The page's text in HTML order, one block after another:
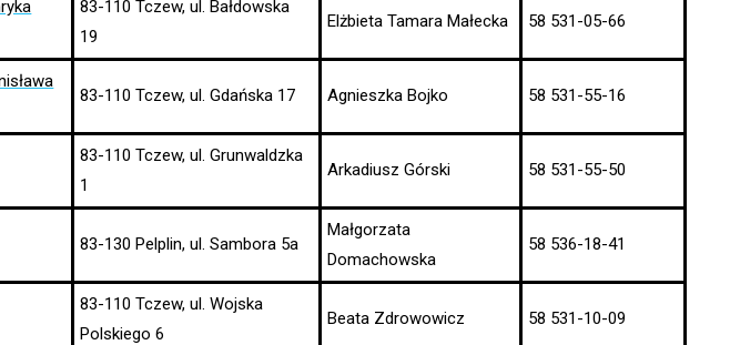
83-110 Tczew, ul. Bałdowska
19
Elżbieta Tamara Małecka 58 531-05-66
83-110 Tczew, ul. Gdańska 17 Agnieszka Bojko 58 531-55-16
83-110 Tczew, ul. Grunwaldzka
1
Arkadiusz Górski 58 531-55-50
83-130 Pelplin, ul. Sambora 5a
Małgorzata
Domachowska
58 536-18-41
83-110 Tczew, ul. Wojska
Polskiego 6
Beata Zdrowowicz 58 531-10-09